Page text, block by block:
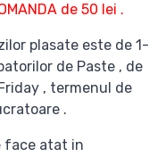
de 50 lei .
plasate este de 1-
de Paste , de
, termenul de
.
face atat in